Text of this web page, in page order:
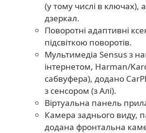
(у тому числі в ключах),
дзеркал.
Поворотні адаптивні
підсвіткою поворотів.
Мультимедіа Sensus з
інтернетом, Harman/
сабвуфера), додано
з сенсором (з Алі).
Віртуальна панель
Камера заднього виду,
додана фронтальна